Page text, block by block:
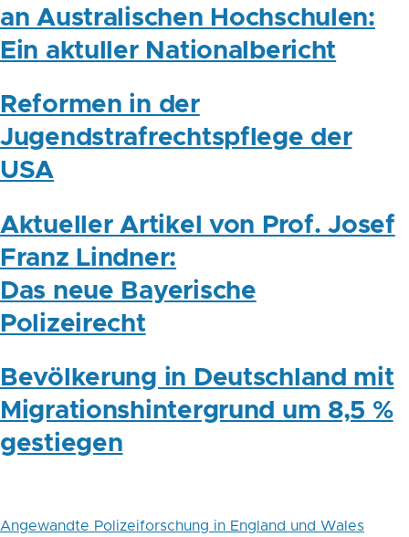
an Australischen Hochschulen:
Ein aktuller Nationalbericht
Reformen in der
Jugendstrafrechtspflege der
USA
Aktueller Artikel von Prof. Josef
Franz Lindner:
Das neue Bayerische
Polizeirecht
Bevölkerung in Deutschland mit
Migrationshintergrund um 8,5 %
gestiegen
Angewandte Polizeiforschung in England und Wales